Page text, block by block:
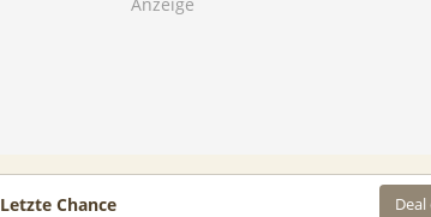
Letzte Chance